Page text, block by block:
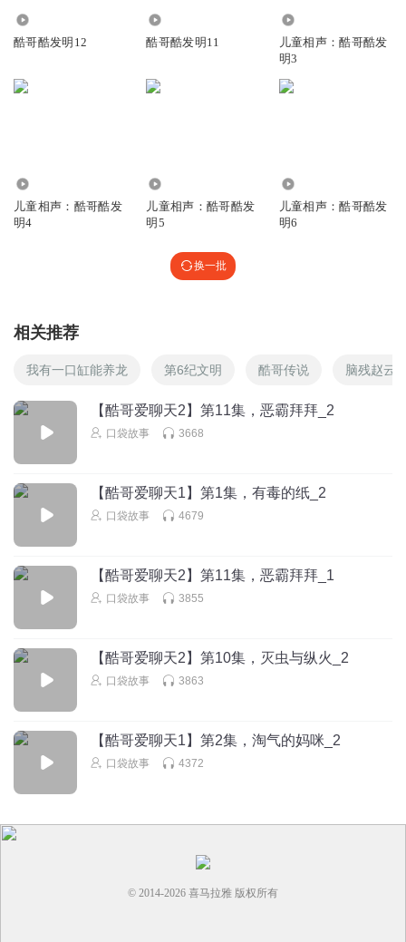
酷哥酷发明12 酷哥酷发明11
儿童相声：酷哥酷发
明3
儿童相声：酷哥酷发
明4
儿童相声：酷哥酷发
明5
儿童相声：酷哥酷发
明6
换一批
相关推荐
我有一口缸能养龙 第6纪文明 酷哥传说 脑残赵云
【酷哥爱聊天2】第11集，恶霸拜拜_2
口袋故事 3668
【酷哥爱聊天1】第1集，有毒的纸_2
口袋故事 4679
【酷哥爱聊天2】第11集，恶霸拜拜_1
口袋故事 3855
【酷哥爱聊天2】第10集，灭虫与纵火_2
口袋故事 3863
【酷哥爱聊天1】第2集，淘气的妈咪_2
口袋故事 4372
© 2014-2026 喜马拉雅 版权所有